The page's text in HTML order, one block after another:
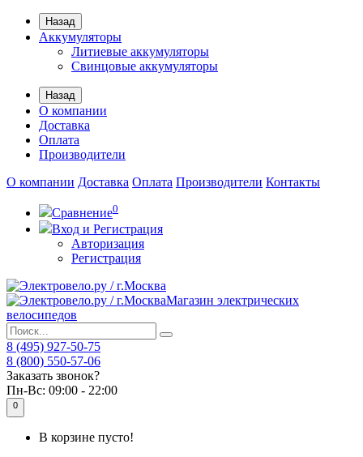
Назад
Аккумуляторы
Литиевые аккумуляторы
Свинцовые аккумуляторы
Назад
О компании
Доставка
Оплата
Производители
О компании Доставка Оплата Производители Контакты
Сравнение0
Вход и Регистрация
Авторизация
Регистрация
Магазин электрических
велосипедов
8 (495) 927-50-75
8 (800) 550-57-06
Заказать звонок?
Пн-Вс: 09:00 - 22:00
0
В корзине пусто!